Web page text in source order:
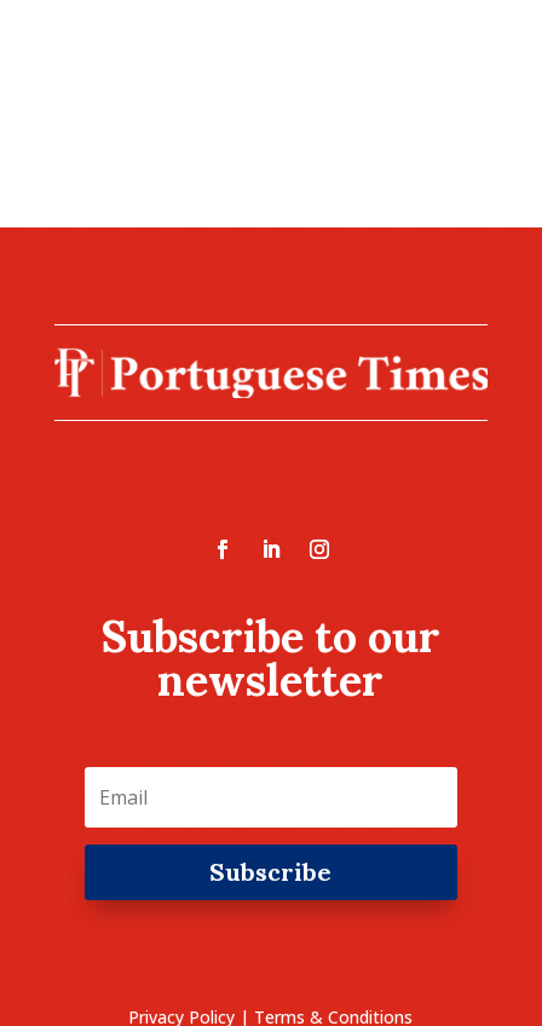
Subscribe to our
newsletter
Subscribe
Privacy Policy | Terms & Conditions